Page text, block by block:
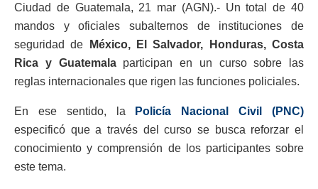
Ciudad de Guatemala, 21 mar (AGN).- Un total de 40
mandos y oficiales subalternos de instituciones de
seguridad de
México, El Salvador, Honduras, Costa
Rica y Guatemala participan en un curso sobre las
reglas internacionales que rigen las funciones policiales.
En ese sentido, la
Policía Nacional Civil (PNC)
especificó que a través del curso se busca reforzar el
conocimiento y comprensión de los participantes sobre
este tema.